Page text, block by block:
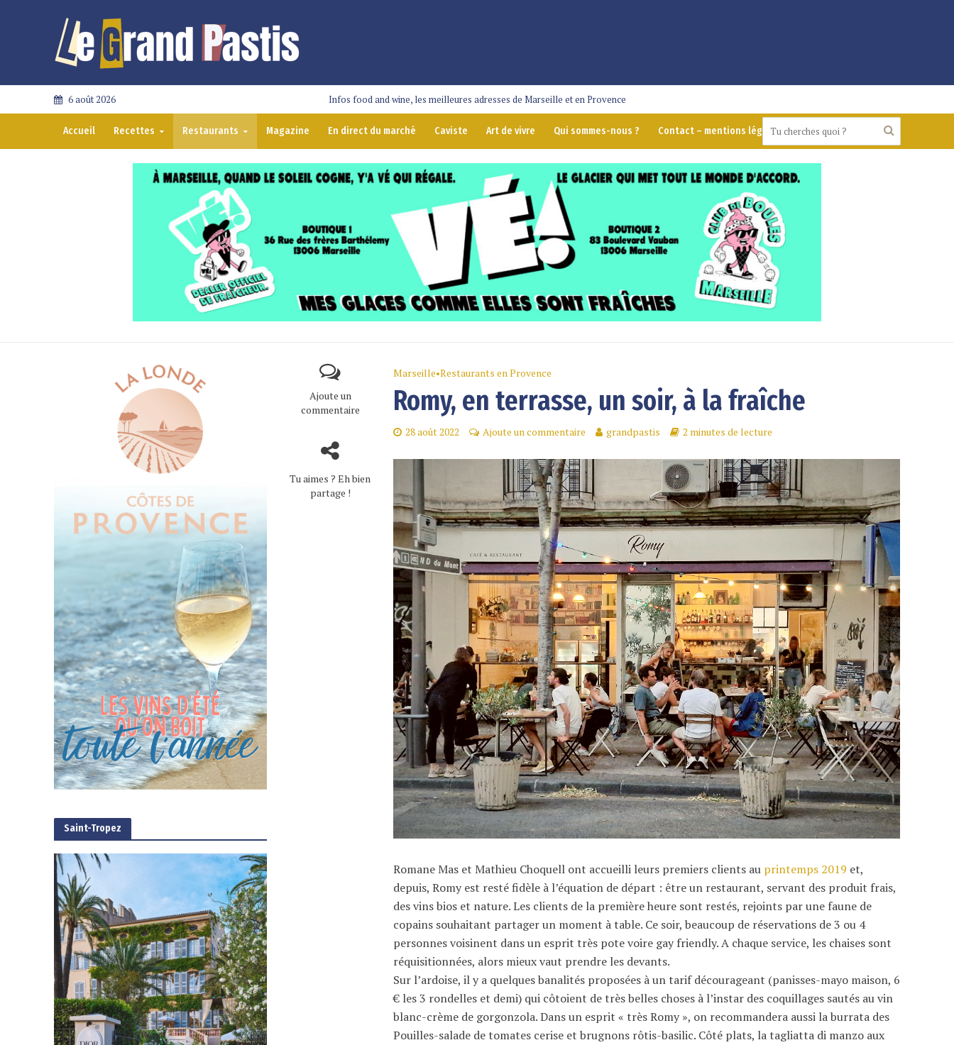
6 août 2026 Infos food and wine, les meilleures adresses de Marseille et en Provence
Accueil Recettes Restaurants Magazine En direct du marché Caviste Art de vivre Qui sommes-nous ? Contact – mentions légales
Saint-Tropez
Ajoute un
commentaire
Tu aimes ? Eh bien
partage !
Marseille•Restaurants en Provence
Romy, en terrasse, un soir, à la fraîche
28 août 2022 Ajoute un commentaire grandpastis 2 minutes de lecture
Romane Mas et Mathieu Choquell ont accueilli leurs premiers clients au printemps 2019 et,
depuis, Romy est resté fidèle à l’équation de départ : être un restaurant, servant des produit frais,
des vins bios et nature. Les clients de la première heure sont restés, rejoints par une faune de
copains souhaitant partager un moment à table. Ce soir, beaucoup de réservations de 3 ou 4
personnes voisinent dans un esprit très pote voire gay friendly. A chaque service, les chaises sont
réquisitionnées, alors mieux vaut prendre les devants.
Sur l’ardoise, il y a quelques banalités proposées à un tarif décourageant (panisses-mayo maison, 6
€ les 3 rondelles et demi) qui côtoient de très belles choses à l’instar des coquillages sautés au vin
blanc-crème de gorgonzola. Dans un esprit « très Romy », on recommandera aussi la burrata des
Pouilles-salade de tomates cerise et brugnons rôtis-basilic. Côté plats, la tagliatta di manzo aux